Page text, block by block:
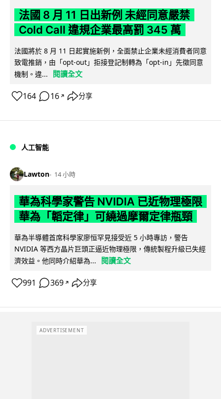
法國 8 月 11 日出新例 未經同意嚴禁
Cold Call 違規企業最高罰 345 萬
法國將於 8 月 11 日起實施新例，全面禁止企業未經消費者同意
致電推銷，由「opt-out」拒接登記制轉為「opt-in」先徵同意
機制。違...
閱讀全文
164 16 ↗ 分享
人工智能
Lawton 14 小時
華為科學家警告 NVIDIA 已近物理極限
華為「韜定律」可繞過摩爾定律瓶頸
華為半導體首席科學家廖恒罕見接受近 5 小時專訪，警告
NVIDIA 等西方晶片巨頭正逼近物理極限，傳統製程升級已失經
濟效益。他同時介紹華為...
閱讀全文
991 369 ↗ 分享
ADVERTISEMENT